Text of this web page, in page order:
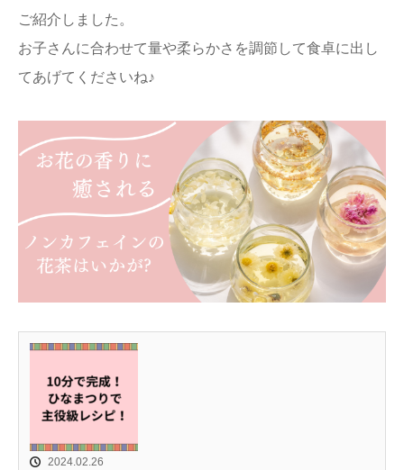
ご紹介しました。
お子さんに合わせて量や柔らかさを調節して食卓に出し
てあげてくださいね♪
2024.02.26